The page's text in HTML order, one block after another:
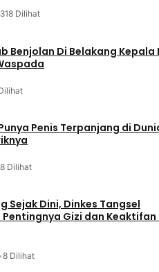
318 Dilihat
Benjolan Di Belakang Kepala
Penis Terpanjang di
8 Dilihat
Sejak Dini, Dinkes Tangsel
Gizi dan Keaktifan
8 Dilihat